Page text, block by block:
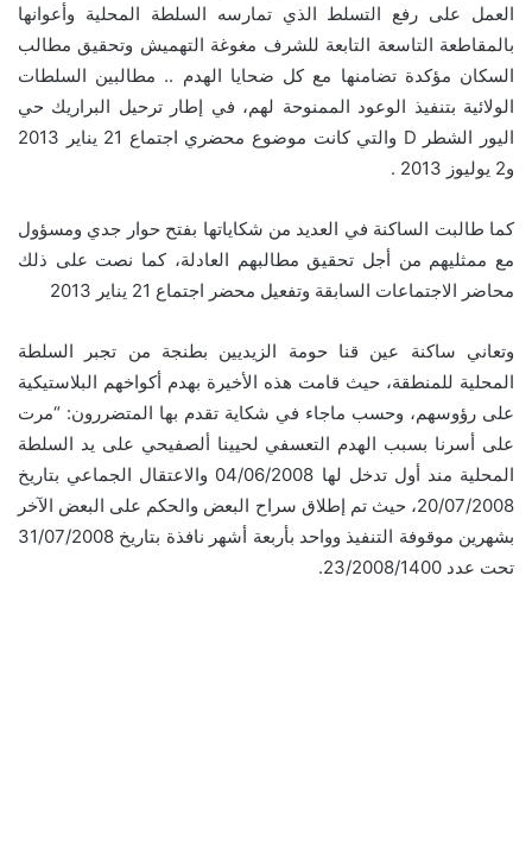
العمل على رفع التسلط الذي تمارسه السلطة المحلية وأعوانها
بالمقاطعة التاسعة التابعة للشرف مغوغة التهميش وتحقيق مطالب
السكان مؤكدة تضامنها مع كل ضحايا الهدم .. مطالبين السلطات
الولائية بتنفيذ الوعود الممنوحة لهم، في إطار ترحيل البراريك حي
اليور الشطر D والتي كانت موضوع محضري اجتماع 21 يناير 2013
و2 يوليوز 2013 .
كما طالبت الساكنة في العديد من شكاياتها بفتح حوار جدي ومسؤول
مع ممثليهم من أجل تحقيق مطالبهم العادلة، كما نصت على ذلك
محاضر الاجتماعات السابقة وتفعيل محضر اجتماع 21 يناير 2013
وتعاني ساكنة عين قنا حومة الزيديين بطنجة من تجبر السلطة
المحلية للمنطقة، حيث قامت هذه الأخيرة بهدم أكواخهم البلاستيكية
على رؤوسهم، وحسب ماجاء في شكاية تقدم بها المتضررون: “مرت
على أسرنا بسبب الهدم التعسفي لحيينا ألصفيحي على يد السلطة
المحلية مند أول تدخل لها 04/06/2008 والاعتقال الجماعي بتاريخ
20/07/2008، حيث تم إطلاق سراح البعض والحكم على البعض الآخر
بشهرين موقوفة التنفيذ وواحد بأربعة أشهر نافذة بتاريخ 31/07/2008
تحت عدد 23/2008/1400.